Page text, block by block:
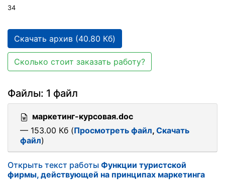
34
Скачать архив (40.80 Кб)
Сколько стоит заказать работу?
Файлы: 1 файл
маркетинг-курсовая.doc
— 153.00 Кб (Просмотреть файл, Скачать
файл)
Открыть текст работы Функции туристской
фирмы, действующей на принципах маркетинга